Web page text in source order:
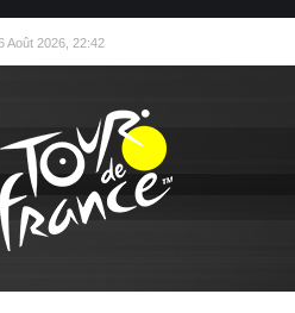
Août 2026, 22:42